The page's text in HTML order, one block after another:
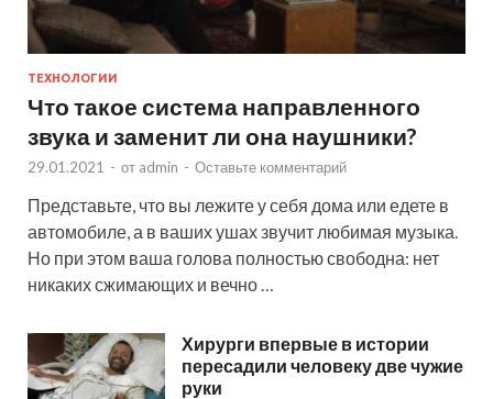
ТЕХНОЛОГИИ
Что такое система направленного
звука и заменит ли она наушники?
29.01.2021 - от admin - Оставьте комментарий
Представьте, что вы лежите у себя дома или едете в
автомобиле, а в ваших ушах звучит любимая музыка.
Но при этом ваша голова полностью свободна: нет
никаких сжимающих и вечно …
Хирурги впервые в истории
пересадили человеку две чужие
руки